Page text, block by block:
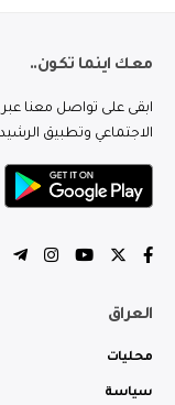
معك اينما تكون..
ابقى على تواصل معنا
الاجتماعي وتطبيق
العراق
محليات
سياسة